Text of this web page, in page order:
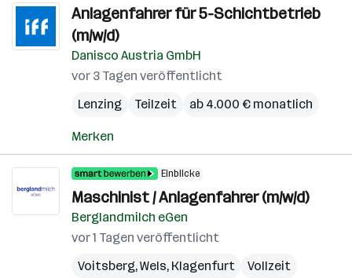
Anlagenfahrer für 5-Schichtbetrieb
(m/w/d)
Danisco Austria GmbH
vor 3 Tagen veröffentlicht
Lenzing
Teilzeit ab 4.000 € monatlich
Merken
Einblicke
Maschinist / Anlagenfahrer (m/w/d)
Berglandmilch eGen
vor 1 Tagen veröffentlicht
Voitsberg,Wels, Klagenfurt Vollzeit